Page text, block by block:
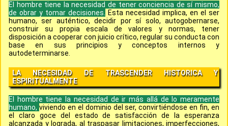
El hombre tiene la necesidad de tener conciencia de sí mismo,
de obrar y tomar decisiones.
Esta necesidad implica, en el ser
humano, ser auténtico, decidir por sí solo, autogobernarse,
construir su propia escala de valores y normas, tener
disposición a cooperar con juicio crítico, regular su conducta con
base en sus principios y conceptos internos y
autodeterminarse.
LA NECESIDAD DE TRASCENDER HISTORICA Y
ESPIRITUALMENTE
El hombre tiene la necesidad de ir más allá de lo meramente
humano, viviendo en el dominio del ser, convirtiéndose en fin, en
el claro goce del estado de satisfacción de la esperanza
alcanzada y lograda, al traspasar limitaciones, imperfecciones,